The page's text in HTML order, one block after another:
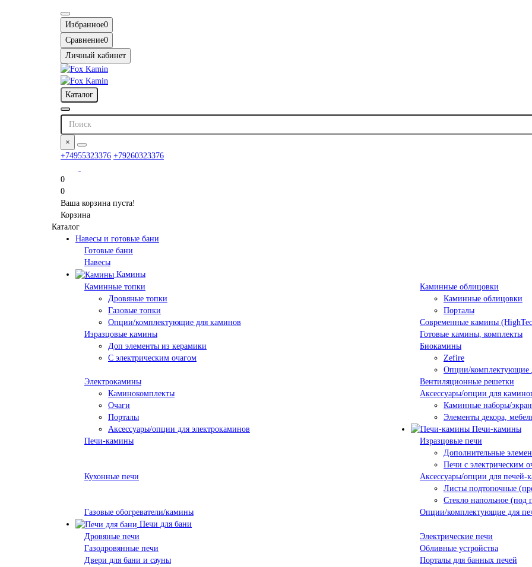
Избранное0
Сравнение0
Личный кабинет
Каталог
×
+74955323376 +79260323376
0
0
Ваша корзина пуста!
Корзина
Каталог
Навесы и готовые бани
Готовые бани
Навесы
Камины
Каминные топки
Дровяные топки
Газовые топки
Опции/комплектующие для каминов
Каминные облицовки
Каминные облицовки
Порталы
Современные камины
Изразцовые камины
Доп элементы из керамики
С электрическим очагом
Готовые камины, комплекты
Биокамины
Zefire
Опции/комплектующие
Электрокамины
Каминокомплекты
Очаги
Порталы
Аксессуары/опции для электрокаминов
Вентиляционные решетки
Аксессуары/опции для
Каминные наборы/
Элементы декора,
Печи-камины
Печи-камины
Изразцовые печи
Дополнительные
Печи с электрическим
Кухонные печи
Аксессуары/опции для печей-
Листы подтопочные
Стекло напольное (под
Газовые обогреватели/камины
Опции/комплектующие для
Печи для бани
Дровяные печи
Электрические печи
Газодровянные печи
Обливные устройства
Двери для бани и сауны
Порталы для банных печей